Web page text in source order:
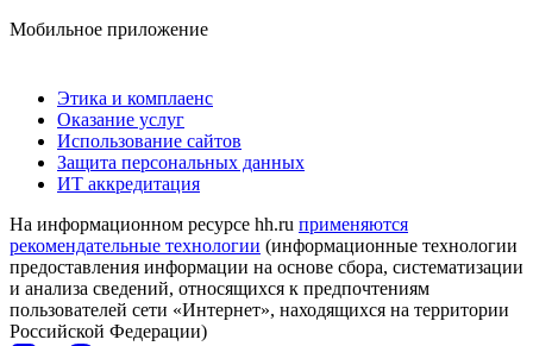
Мобильное приложение
Этика и комплаенс
Оказание услуг
Использование сайтов
Защита персональных данных
ИТ аккредитация
На информационном ресурсе hh.ru применяются
рекомендательные технологии (информационные технологии
предоставления информации на основе сбора, систематизации
и анализа сведений, относящихся к предпочтениям
пользователей сети «Интернет», находящихся на территории
Российской Федерации)